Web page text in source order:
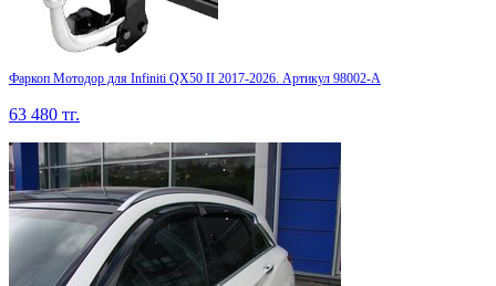
Фаркоп Мотодор для Infiniti QX50 II 2017-2026. Артикул 98002-A
63 480 тг.